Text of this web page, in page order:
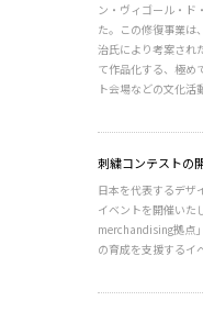
ン・ヴィゴール・ド
た。この修復事業は
治氏により考案され
て作品化する、極め
ト会場などの文化活
刺繍コンテストの
日本を代表するデザ
イベントを開催いた
merchandising拠点
の育成を支援するイ